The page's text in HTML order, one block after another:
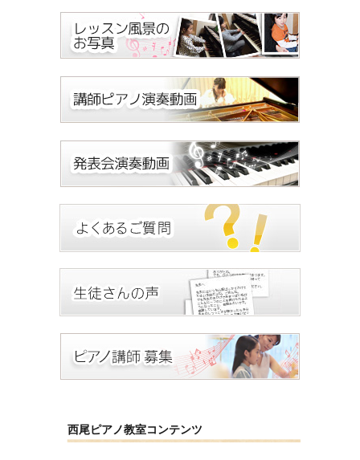
西尾ピアノ教室コンテンツ